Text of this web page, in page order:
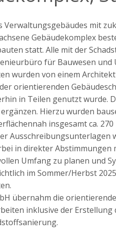
Verwaltungsgebäudes mit
Gebäudekomplex
statt. Alle mit der
für Bauwesen und
wurden von einem
orientierenden
in Teilen genutzt wurde.
Hierzu wurden
insgesamt ca.
in direkter
Umfang zu planen und
im Sommer/Herbst
übernahm die
inklusive der